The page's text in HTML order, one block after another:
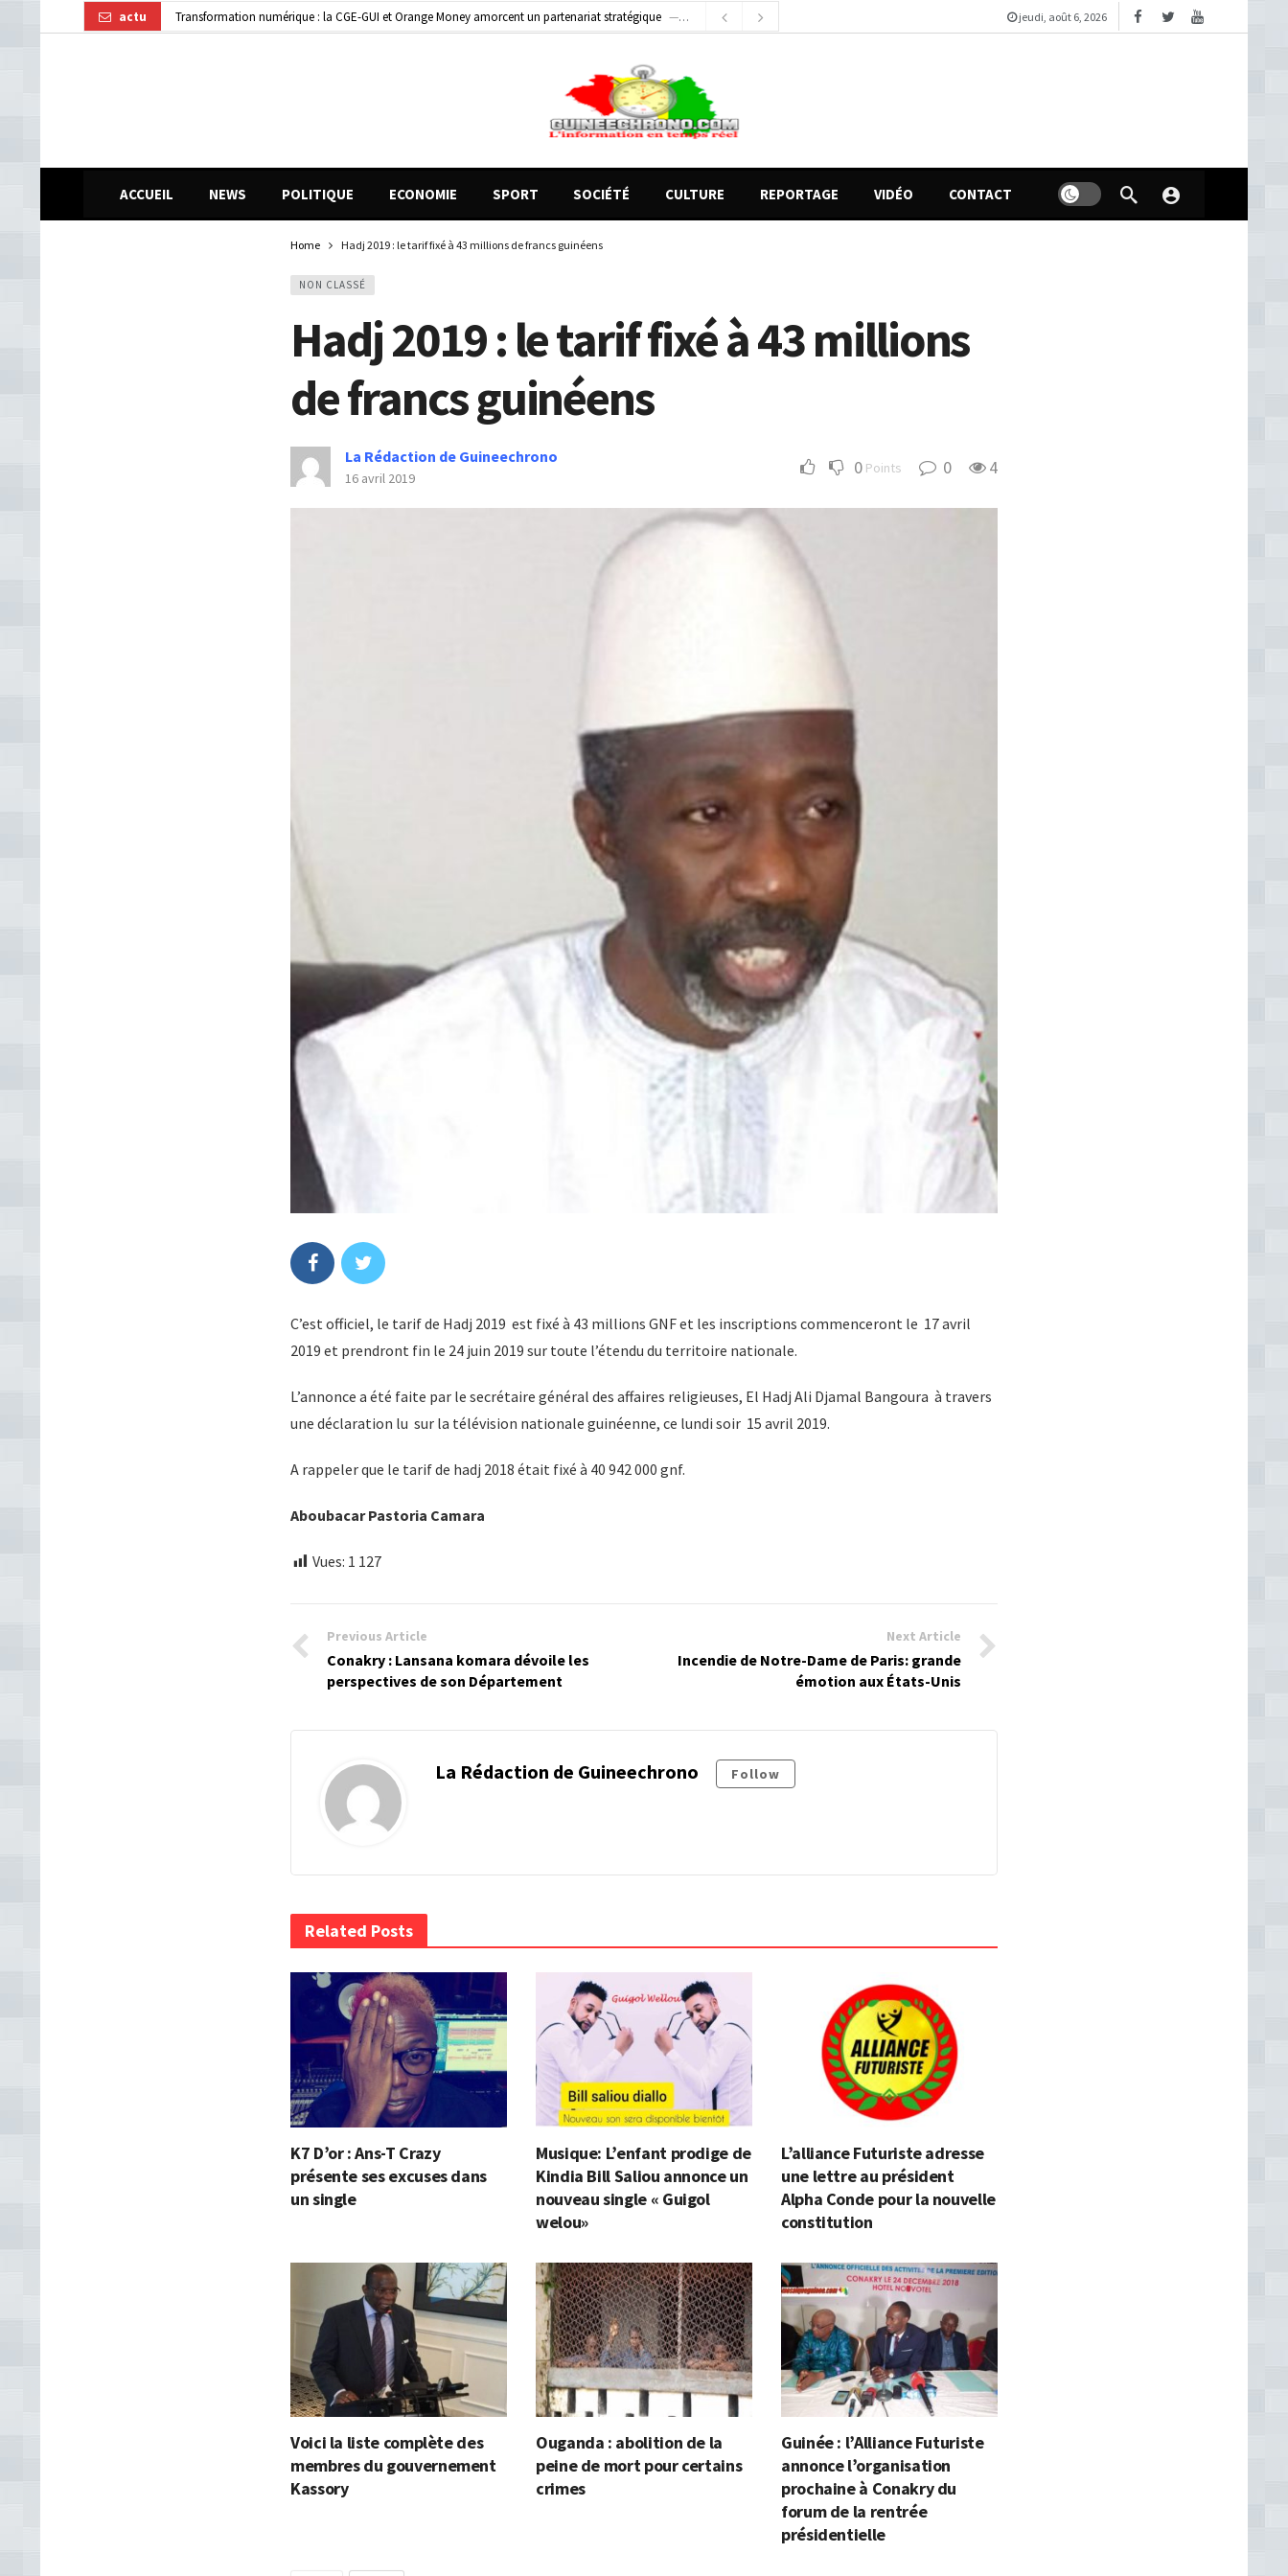
actu Transformation numérique : la CGE-GUI et Orange Money amorcent un partenariat stratégique 1 jour ago
2 heures ago
jeudi, août 6, 2026
ACCUEIL NEWS POLITIQUE ECONOMIE SPORT SOCIÉTÉ CULTURE REPORTAGE VIDÉO CONTACT
Home Hadj 2019 : le tarif fixé à 43 millions de francs guinéens
NON CLASSÉ
Hadj 2019 : le tarif fixé à 43 millions
de francs guinéens
La Rédaction de Guineechrono
16 avril 2019 0 Points 0 4
C’est officiel, le tarif de Hadj 2019 est fixé à 43 millions GNF et les inscriptions commenceront le 17 avril
2019 et prendront fin le 24 juin 2019 sur toute l’étendu du territoire nationale.
L’annonce a été faite par le secrétaire général des affaires religieuses, El Hadj Ali Djamal Bangoura à travers
une déclaration lu sur la télévision nationale guinéenne, ce lundi soir 15 avril 2019.
A rappeler que le tarif de hadj 2018 était fixé à 40 942 000 gnf.
Aboubacar Pastoria Camara
Vues: 1 127
Previous Article
Conakry : Lansana komara dévoile les
perspectives de son Département
Next Article
Incendie de Notre-Dame de Paris: grande
émotion aux États-Unis
La Rédaction de Guineechrono Follow
Related Posts
K7 D’or : Ans-T Crazy
présente ses excuses dans
un single
Musique: L’enfant prodige de
Kindia Bill Saliou annonce un
nouveau single « Guigol
welou»
L’alliance Futuriste adresse
une lettre au président
Alpha Conde pour la nouvelle
constitution
Voici la liste complète des
membres du gouvernement
Kassory
Ouganda : abolition de la
peine de mort pour certains
crimes
Guinée : l’Alliance Futuriste
annonce l’organisation
prochaine à Conakry du
forum de la rentrée
présidentielle